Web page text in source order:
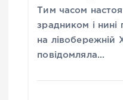
Тим часом
зрадником і
на лівобережній
повідомляла…